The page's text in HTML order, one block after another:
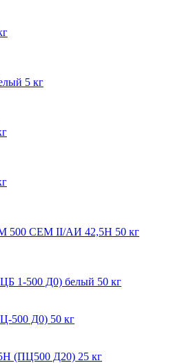
5 кг
500 CEM II/AИ 42,5Н 50 кг
1-500 Д0) белый 50 кг
500 Д0) 50 кг
(ПЦ500 Д20) 25 кг